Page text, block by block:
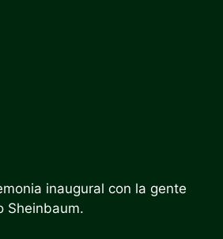
inaugural con la gente
Sheinbaum.